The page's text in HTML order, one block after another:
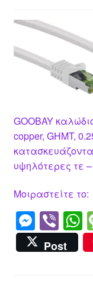
GOOBAY
copper, GHMT,
υψηλότερες τε –
Μοιραστείτε το:
M
e
ss
Vi
b
er
h
Post